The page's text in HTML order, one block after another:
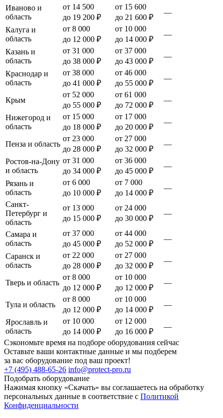
Иваново и
область
от 14 500
до 19 200 ₽
от 15 600
до 21 600 ₽
—
Калуга и
область
от 8 000
до 12 000 ₽
от 10 000
до 14 000 ₽
—
Казань и
область
от 31 000
до 38 000 ₽
от 37 000
до 43 000 ₽
—
Краснодар и
область
от 38 000
до 41 000 ₽
от 46 000
до 55 000 ₽
—
Крым
от 52 000
до 55 000 ₽
от 61 000
до 72 000 ₽
—
Нижегород и
область
от 15 000
до 18 000 ₽
от 17 000
до 20 000 ₽
—
Пенза и область
от 23 000
до 28 000 ₽
от 27 000
до 32 000 ₽
—
Ростов-на-Дону
и область
от 31 000
до 34 000 ₽
от 36 000
до 45 000 ₽
—
Рязань и
область
от 6 000
до 10 000 ₽
от 7 000
до 14 000 ₽
—
Санкт-
Петербург и
область
от 13 000
до 15 000 ₽
от 24 000
до 30 000 ₽
—
Самара и
область
от 37 000
до 45 000 ₽
от 44 000
до 52 000 ₽
—
Саранск и
область
от 22 000
до 28 000 ₽
от 27 000
до 32 000 ₽
—
Тверь и область
от 8 000
до 12 000 ₽
от 10 000
до 12 000 ₽
—
Тула и область
от 8 000
до 12 000 ₽
от 10 000
до 14 000 ₽
—
Ярославль и
область
от 10 000
до 14 000 ₽
от 12 000
до 16 000 ₽
—
Сэкономьте время на подборе оборудования сейчас
Оставьте ваши контактные данные и мы подберем
за вас оборудование под ваш проект!
+7 (495) 488-65-26 info@protect-pro.ru
Подобрать оборудование
Нажимая кнопку «Скачать» вы соглашаетесь на обработку
персональных данные в соответствие с Политикой
Конфиденциальности